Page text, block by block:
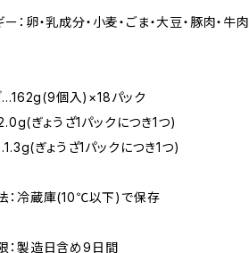
：卵・乳成分・小麦・ごま・大豆・豚肉・牛肉
…162g(9個入)×18パック
ぎょうざ1パックにつき1つ)
ぎょうざ1パックにつき1つ)
：冷蔵庫(10℃以下)で保存
：製造日含め9日間